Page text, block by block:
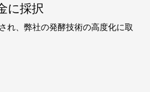
に採択
れ、弊社の発酵技術の高度化に取